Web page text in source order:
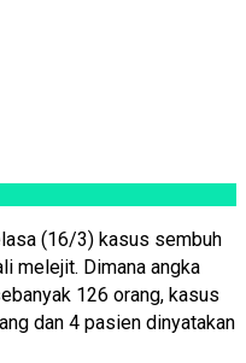
(16/3) kasus sembuh
melejit. Dimana angka
126 orang, kasus
dan 4 pasien dinyatakan